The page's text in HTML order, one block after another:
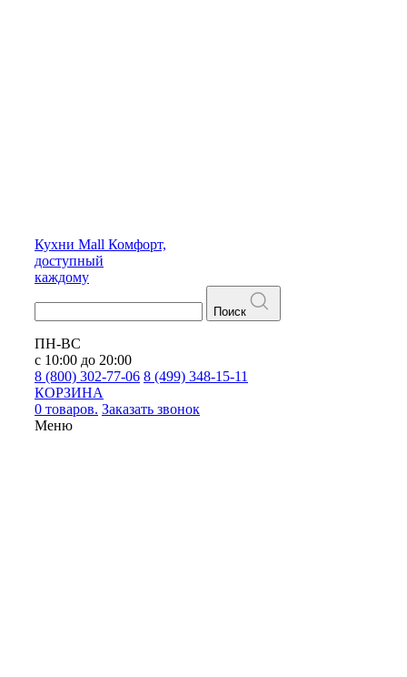
Кухни Mall Комфорт,
доступный
каждому
Поиск
ПН-ВС
с 10:00 до 20:00
8 (800) 302-77-06 8 (499) 348-15-11
КОРЗИНА
0 товаров. Заказать звонок
Меню